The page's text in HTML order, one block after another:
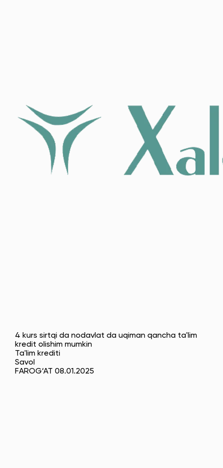
4 kurs sirtqi da nodavlat da uqiman qancha ta'lim
kredit olishim mumkin
Ta'lim krediti
Savol
FAROG‘AT 08.01.2025